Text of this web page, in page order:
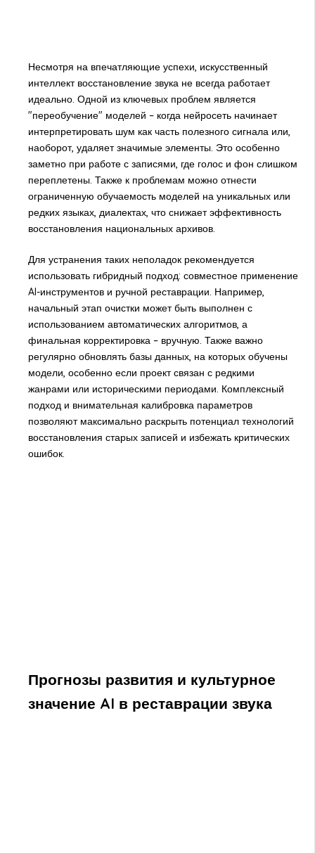
Несмотря на впечатляющие успехи, искусственный
интеллект восстановление звука не всегда работает
идеально. Одной из ключевых проблем является
"переобучение" моделей – когда нейросеть начинает
интерпретировать шум как часть полезного сигнала или,
наоборот, удаляет значимые элементы. Это особенно
заметно при работе с записями, где голос и фон слишком
переплетены. Также к проблемам можно отнести
ограниченную обучаемость моделей на уникальных или
редких языках, диалектах, что снижает эффективность
восстановления национальных архивов.
Для устранения таких неполадок рекомендуется
использовать гибридный подход: совместное применение
AI-инструментов и ручной реставрации. Например,
начальный этап очистки может быть выполнен с
использованием автоматических алгоритмов, а
финальная корректировка – вручную. Также важно
регулярно обновлять базы данных, на которых обучены
модели, особенно если проект связан с редкими
жанрами или историческими периодами. Комплексный
подход и внимательная калибровка параметров
позволяют максимально раскрыть потенциал технологий
восстановления старых записей и избежать критических
ошибок.
Прогнозы развития и культурное
значение AI в реставрации звука